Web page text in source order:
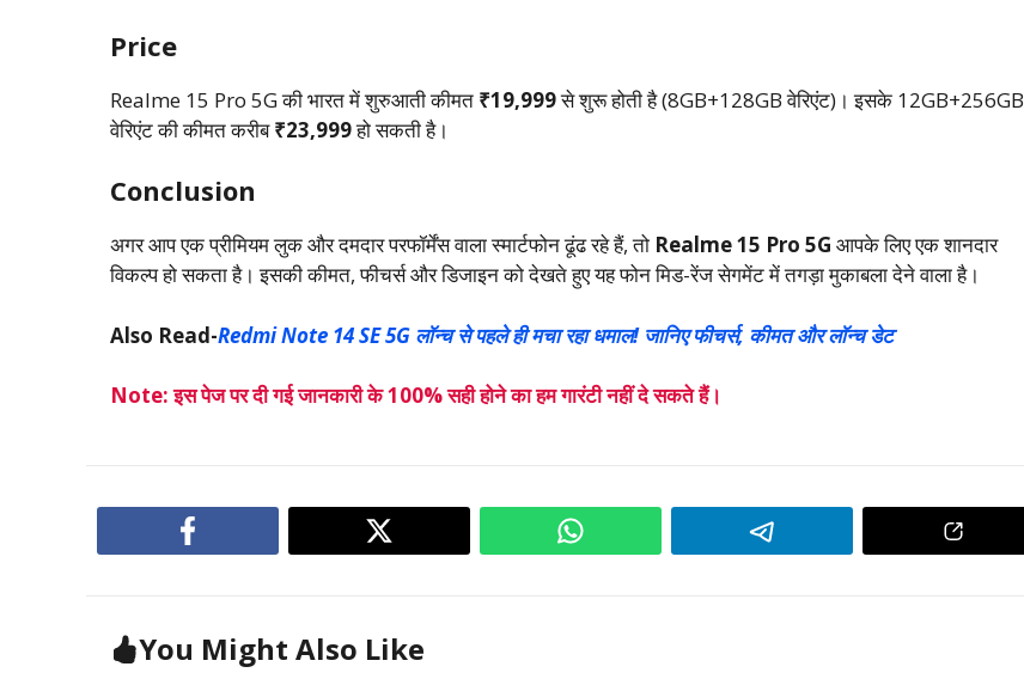
Price
Realme 15 Pro 5G की भारत में शुरुआती कीमत ₹19,999से शुरू होती है (8GB+128GB वेरिएंट)। इसके 12GB+256GB
वेरिएंट की कीमत करीब₹23,999हो सकती है।
Conclusion
अगर आप एक प्रीमियम लुक और दमदार परफॉर्मेंस वाला स्मार्टफोन ढूंढ रहे हैं, तो Realme 15 Pro 5G आपके लिए एक शानदार
विकल्प हो सकता है। इसकी कीमत, फीचर्स और डिजाइन को देखते हुए यह फोन मिड-रेंज सेगमेंट में तगड़ा मुकाबला देने वाला है।
Also Read-Redmi Note 14 SE 5G लॉन्च से पहले ही मचा रहा धमाल! जानिए फीचर्स, कीमत और लॉन्च डेट
Note: इस पेज पर दी गई जानकारी के 100% सही होने का हम गारंटी नहीं दे सकते हैं।
You Might Also Like